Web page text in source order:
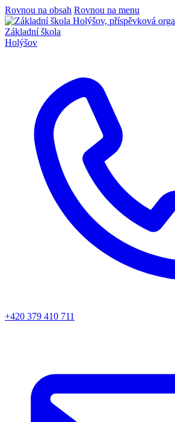
Rovnou na obsah Rovnou na menu
Základní škola
Holýšov
+420 379 410 711